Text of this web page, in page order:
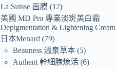
La Suisse 面膜 12
美國 MD Pro 專業淡斑美白霜
Depigmentation & Lightening Cream
日本Menard
79
Beauness 溫泉草本 5
Authent 幹細胞煥活 6